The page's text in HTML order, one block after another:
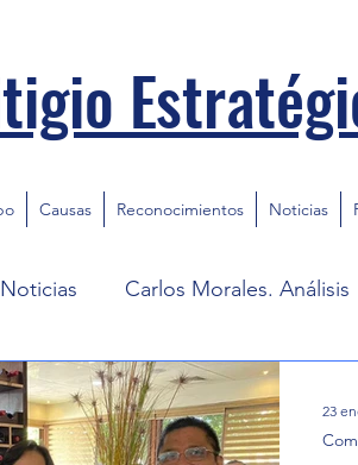
Causas Reconocimientos Noticias
Noticias Carlos Morales. Análisis
23